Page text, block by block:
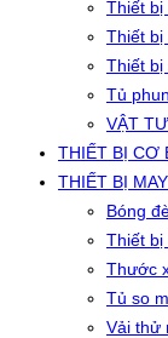
Thiết bị
Thiết bị
Thiết bị
Tủ
VẬT
THIẾT BỊ CƠ
THIẾT BỊ
Bóng
Thiết bị
Thước
Tủ so
Vải thử